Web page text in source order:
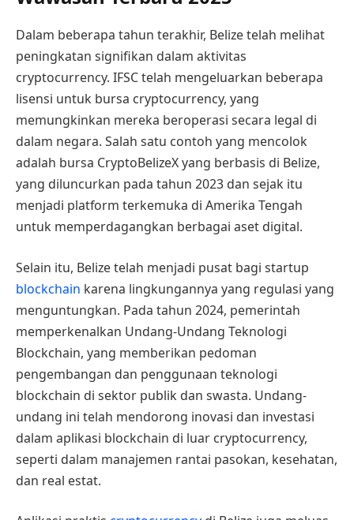
Dalam beberapa tahun terakhir, Belize telah melihat
peningkatan signifikan dalam aktivitas
cryptocurrency. IFSC telah mengeluarkan beberapa
lisensi untuk bursa cryptocurrency, yang
memungkinkan mereka beroperasi secara legal di
dalam negara. Salah satu contoh yang mencolok
adalah bursa CryptoBelizeX yang berbasis di Belize,
yang diluncurkan pada tahun 2023 dan sejak itu
menjadi platform terkemuka di Amerika Tengah
untuk memperdagangkan berbagai aset digital.
Selain itu, Belize telah menjadi pusat bagi startup
blockchain karena lingkungannya yang regulasi yang
menguntungkan. Pada tahun 2024, pemerintah
memperkenalkan Undang-Undang Teknologi
Blockchain, yang memberikan pedoman
pengembangan dan penggunaan teknologi
blockchain di sektor publik dan swasta. Undang-
undang ini telah mendorong inovasi dan investasi
dalam aplikasi blockchain di luar cryptocurrency,
seperti dalam manajemen rantai pasokan, kesehatan,
dan real estat.